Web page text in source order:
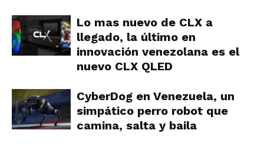
Lo mas nuevo de CLX a
llegado, la último en
innovación venezolana es el
nuevo CLX QLED
CyberDog en Venezuela, un
simpático perro robot que
camina, salta y baila